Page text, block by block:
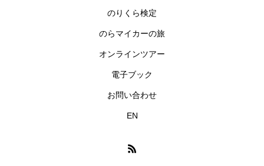
のりくら検定
のらマイカーの旅
オンラインツアー
電子ブック
お問い合わせ
EN